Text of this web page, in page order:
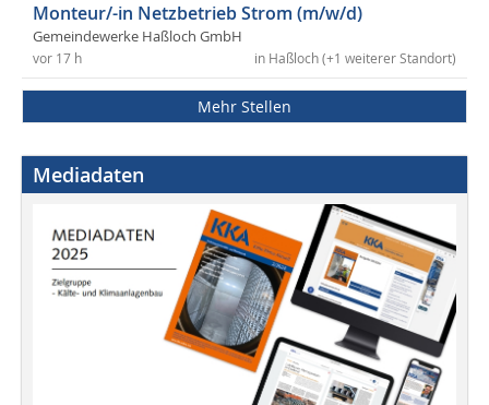
Monteur/-in Netzbetrieb Strom (m/w/d)
Gemeindewerke Haßloch GmbH
in Haßloch (+1 weiterer Standort)
vor 17 h
Mehr Stellen
Mediadaten